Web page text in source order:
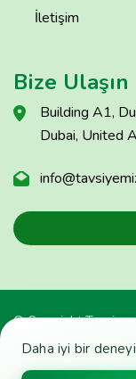
Daha iyi bir
İletişim
Bize Ulaşın
Building A1,
Dubai, United
© Copyright